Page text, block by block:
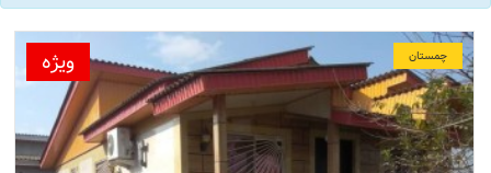
چمستان ویژه